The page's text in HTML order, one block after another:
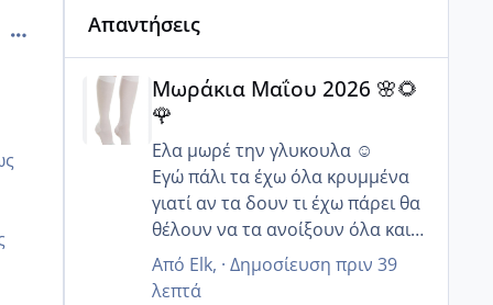
comment_1293259
Απαντήσεις
Μωράκια Μαΐου 2026 🌸🌻🌹
Μωράκια Μαΐου 2026 🌸🌻
🌹
Ελα μωρέ την γλυκουλα ☺️
Εγώ πάλι τα έχω όλα κρυμμένα
γιατί αν τα δουν τι έχω πάρει θα
θέλουν να τα ανοίξουν όλα και
δεν θα μείνει τίποτα όρθιο 😂
Ωω θα πάτε να γιορτάσεις και τα
Από Elk, · Δημοσίευση πριν 39
λεπτά